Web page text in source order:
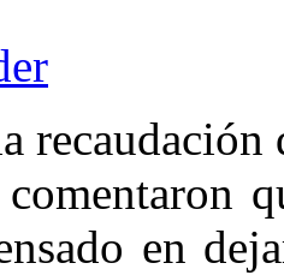
recaudación
en